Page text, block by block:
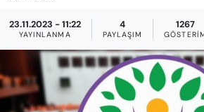
23.11.2023 - 11:22
YAYINLANMA
4
PAYLAŞIM
1267
GÜNDEM
EĞİTİM
KADIN
Son Dakika Haberleri
Haber Arşivi